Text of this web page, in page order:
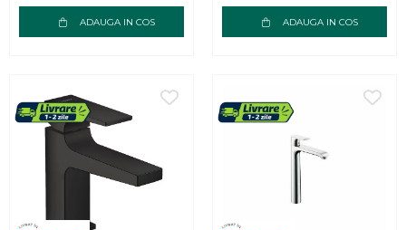
ADAUGA IN COS ADAUGA IN COS